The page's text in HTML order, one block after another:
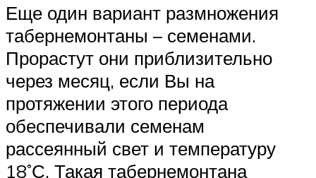
Еще один вариант размножения
табернемонтаны – семенами.
Прорастут они приблизительно
через месяц, если Вы на
протяжении этого периода
обеспечивали семенам
рассеянный свет и температуру
18˚С. Такая табернемонтана